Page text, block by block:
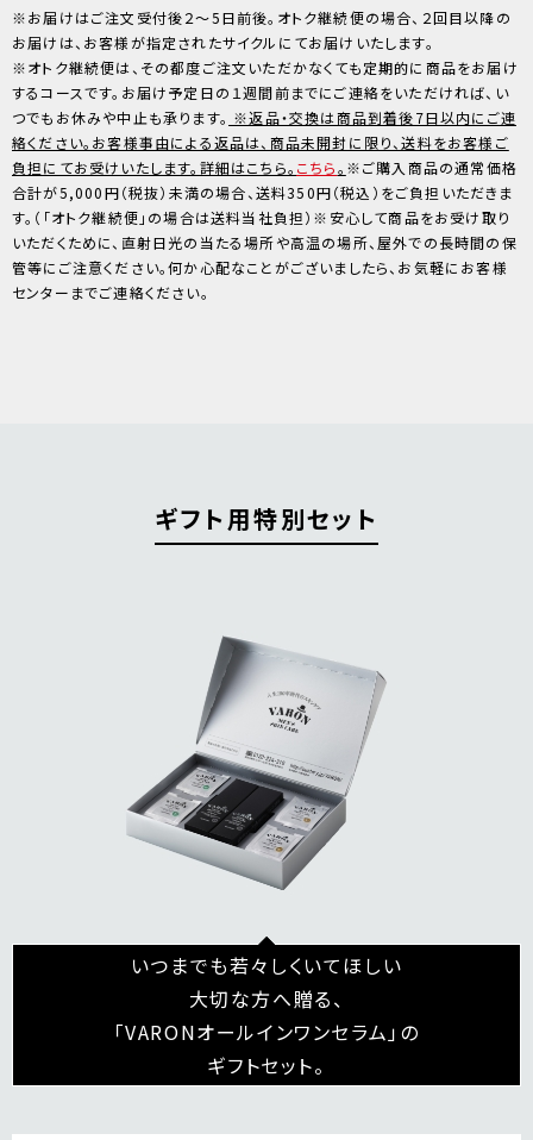
※お届けはご注文受付後２～5日前後。オトク継続便の場合、２回目以降の
お届けは、お客様が指定されたサイクルにてお届けいたします。
※オトク継続便は、その都度ご注文いただかなくても定期的に商品をお届け
するコースです。お届け予定日の１週間前までにご連絡をいただければ、い
つでもお休みや中止も承ります。 ※返品・交換は商品到着後7日以内にご連
絡ください。お客様事由による返品は、商品未開封に限り、送料をお客様ご
負担にてお受けいたします。詳細はこちら。 こちら。 ※ご購入商品の通常価格
合計が5,000円（税抜）未満の場合、送料350円（税込）をご負担いただきま
す。（「オトク継続便」の場合は送料当社負担）※安心して商品をお受け取り
いただくために、直射日光の当たる場所や高温の場所、屋外での長時間の保
管等にご注意ください。何か心配なことがございましたら、お気軽にお客様
センターまでご連絡ください。
ギフト用特別セット
いつまでも若々しくいてほしい
大切な方へ贈る、
「VARONオールインワンセラム」の
ギフトセット。